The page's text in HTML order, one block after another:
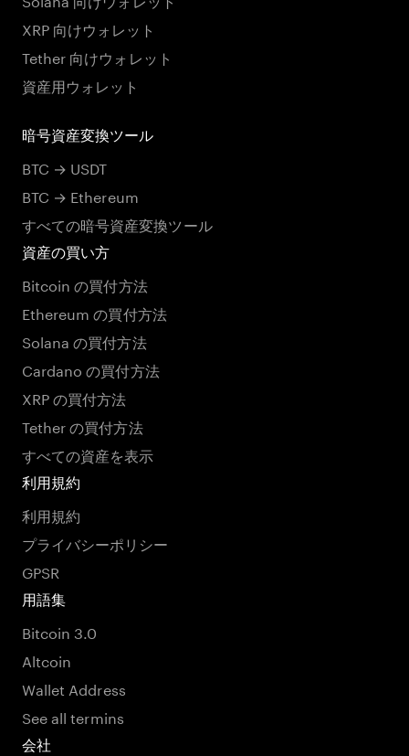
XRP 向けウォレット
Tether 向けウォレット
資産用ウォレット
暗号資産変換ツール
BTC → USDT
BTC → Ethereum
すべての暗号資産変換ツール
資産の買い方
Bitcoin の買付方法
Ethereum の買付方法
Solana の買付方法
Cardano の買付方法
XRP の買付方法
Tether の買付方法
すべての資産を表示
利用規約
利用規約
プライバシーポリシー
GPSR
用語集
Bitcoin 3.0
Altcoin
Wallet Address
See all termins
会社